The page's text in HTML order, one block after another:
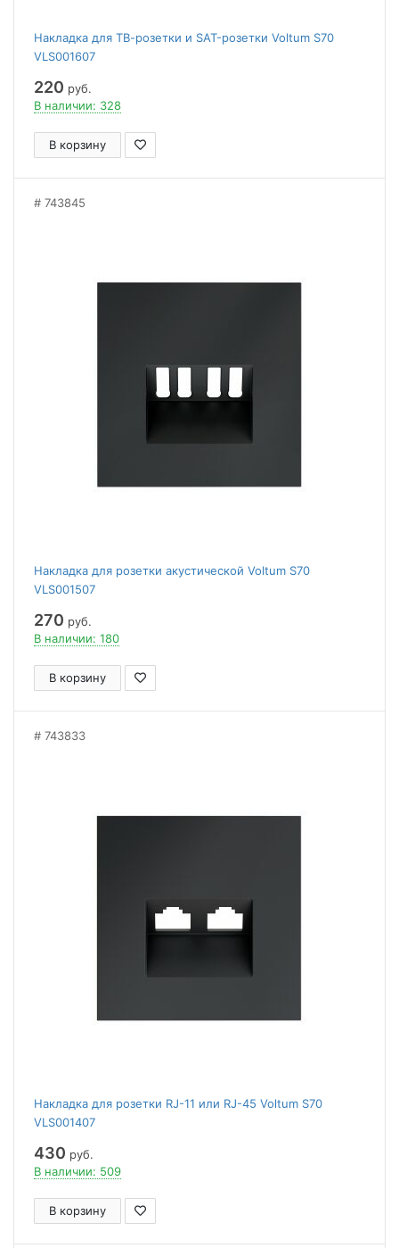
Накладка для ТВ-розетки и SAT-розетки Voltum S70
VLS001607
220 руб.
В наличии: 328
В корзину
743845
Накладка для розетки акустической Voltum S70
VLS001507
270 руб.
В наличии: 180
В корзину
743833
Накладка для розетки RJ-11 или RJ-45 Voltum S70
VLS001407
430 руб.
В наличии: 509
В корзину